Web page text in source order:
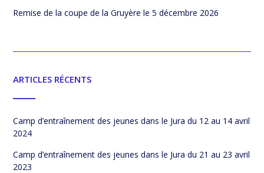
Remise de la coupe de la Gruyère le 5 décembre 2026
ARTICLES RÉCENTS
Camp d’entraînement des jeunes dans le Jura du 12 au 14 avril
2024
Camp d’entraînement des jeunes dans le Jura du 21 au 23 avril
2023